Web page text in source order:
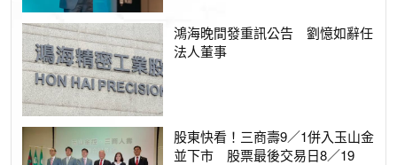
鴻海晚間發重訊公告 劉憶如辭任
法人董事
股東快看！三商壽9／1併入玉山金
並下市 股票最後交易日8／19